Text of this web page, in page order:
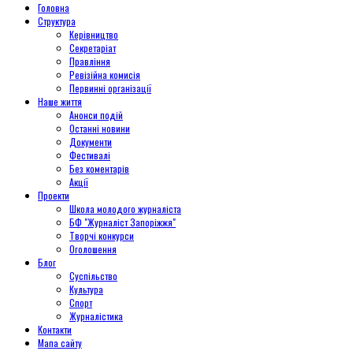
Головна
Структура
Керівництво
Секретаріат
Правління
Ревізійна комисія
Первинні організації
Наше життя
Анонси подій
Останні новини
Документи
Фестивалі
Без коментарів
Акції
Проекти
Школа молодого журналіста
БФ "Журналіст Запоріжжя"
Творчі конкурси
Оголошення
Блог
Суспільство
Культура
Спорт
Журналістика
Контакти
Мапа сайту